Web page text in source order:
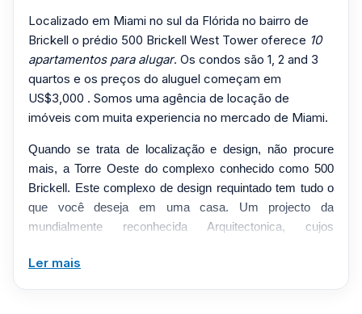
Localizado em Miami no sul da Flórida no bairro de
Brickell o prédio 500 Brickell West Tower oferece 10
apartamentos para alugar. Os condos são 1, 2 and 3
quartos e os preços do aluguel começam em
US$3,000 . Somos uma agência de locação de
imóveis com muita experiencia no mercado de Miami.
Quando se trata de localização e design, não procure
mais, a Torre Oeste do complexo conhecido como 500
Brickell. Este complexo de design requintado tem tudo o
que você deseja em uma casa. Um projecto da
mundialmente reconhecida Arquitectonica, cujos
prémios, pelo design e áreas comuns contemporâneas
Ler mais